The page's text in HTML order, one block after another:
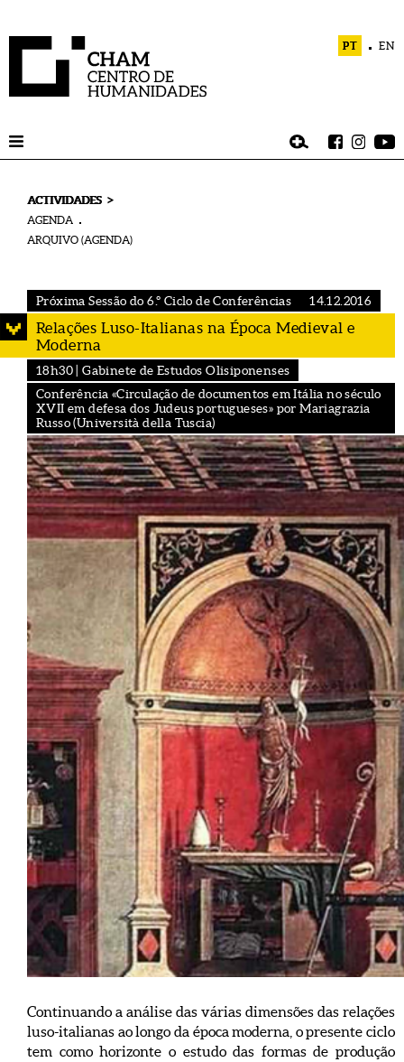
PT EN
ACTIVIDADES >
AGENDA
ARQUIVO (AGENDA)
Próxima Sessão do 6.º Ciclo de Conferências 14.12.2016
Relações Luso-Italianas na Época Medieval e
Moderna
18h30 | Gabinete de Estudos Olisiponenses
Conferência «Circulação de documentos em Itália no século
XVII em defesa dos Judeus portugueses» por Mariagrazia
Russo (Università della Tuscia)
Continuando a análise das várias dimensões das relações
luso-italianas ao longo da época moderna, o presente ciclo
tem como horizonte o estudo das formas de produção